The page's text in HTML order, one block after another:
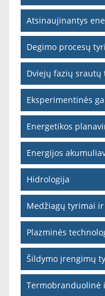
Atsinaujinantys
Degimo procesų
Dviejų fazių srautų
Eksperimentinės
Energetikos
Energijos
Hidrologija
Medžiagų tyrimai
Plazminės
Šildymo įrengimų
Termobranduolinė